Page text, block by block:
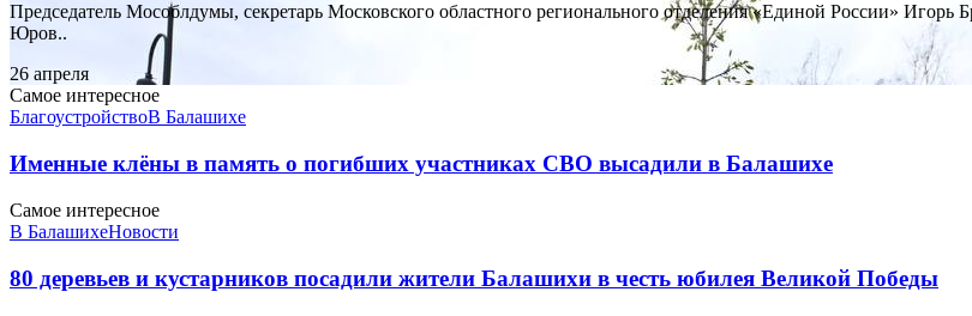
Председатель Мособлдумы, секретарь Московского областного регионального отделения «Единой России» Игорь
Юров..
26 апреля
Самое интересное
БлагоустройствоВ Балашихе
Именные клёны в память о погибших участниках СВО высадили в Балашихе
Самое интересное
В БалашихеНовости
80 деревьев и кустарников посадили жители Балашихи в честь юбилея Великой Победы